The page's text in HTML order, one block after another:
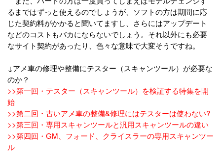
るまではずっと使えるのでしょうが、ソフトの方は期間に応
じた契約料がかかると聞いてますし、さらにはアップデート
などのコストもバカにならないでしょう。それ以外にも必要
なサイト契約があったり、色々な意味で大変そうですね。
↓アメ車の修理や整備にテスター（スキャンツール）が必要な
のか？
>>第一回・テスター（スキャンツール）を検証する特集を開
始
>>第二回・古いアメ車の整備&修理にはテスターは使わない?
>>第三回・専用スキャンツールと汎用スキャンツールの違い
>>第四回・GM、フォード、クライスラーの専用スキャンツー
ル